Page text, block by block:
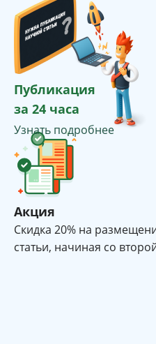
Публикация
за 24 часа
Узнать подробнее
Акция
Cкидка 20% на
статьи, начиная со